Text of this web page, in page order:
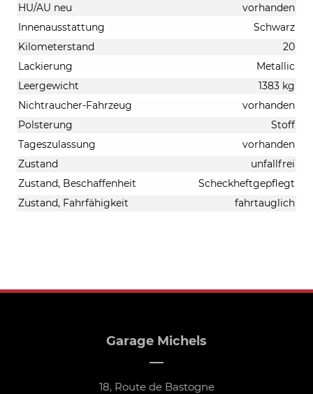
HU/AU neu
vorhanden
Innenausstattung
Schwarz
Kilometerstand
20
Lackierung
Metallic
Leergewicht
1383 kg
Nichtraucher-Fahrzeug
vorhanden
Polsterung
Stoff
Tageszulassung
vorhanden
Zustand
unfallfrei
Zustand, Beschaffenheit
Scheckheftgepflegt
Zustand, Fahrfähigkeit
fahrtauglich
Garage Michels
18, Route de Bastogne